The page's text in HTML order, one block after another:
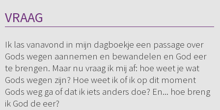
VRAAG
Ik las vanavond in mijn dagboekje een passage over
Gods wegen aannemen en bewandelen en God eer
te brengen. Maar nu vraag ik mij af: hoe weet je wat
Gods wegen zijn? Hoe weet ik of ik op dit moment
Gods weg ga of dat ik iets anders doe? En... hoe breng
ik God de eer?